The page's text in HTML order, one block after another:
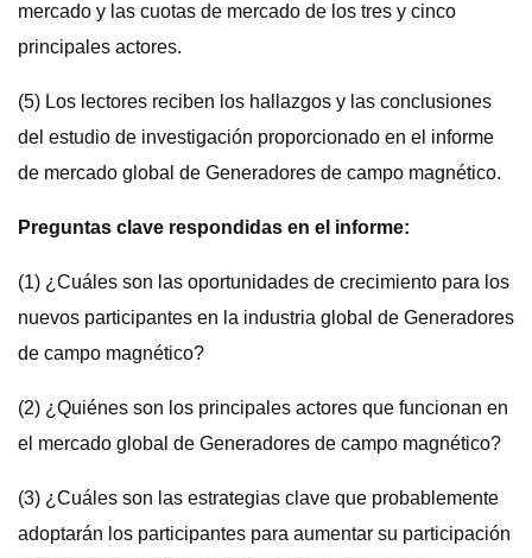
mercado y las cuotas de mercado de los tres y cinco
principales actores.
(5) Los lectores reciben los hallazgos y las conclusiones
del estudio de investigación proporcionado en el informe
de mercado global de Generadores de campo magnético.
Preguntas clave respondidas en el informe:
(1) ¿Cuáles son las oportunidades de crecimiento para los
nuevos participantes en la industria global de Generadores
de campo magnético?
(2) ¿Quiénes son los principales actores que funcionan en
el mercado global de Generadores de campo magnético?
(3) ¿Cuáles son las estrategias clave que probablemente
adoptarán los participantes para aumentar su participación